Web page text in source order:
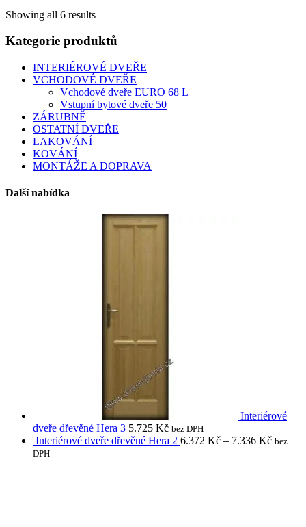
product
multiple
The
options
may
chosen
on
the
product
page
Showing all 6 results
Kategorie produktů
INTERIÉROVÉ DVEŘE
VCHODOVÉ DVEŘE
Vchodové dveře EURO 68 L
Vstupní bytové dveře 50
ZÁRUBNĚ
OSTATNÍ DVEŘE
LAKOVÁNÍ
KOVÁNÍ
MONTÁŽE A DOPRAVA
Další nabídka
Interiérové
dveře dřevěné Hera 3 5.725 Kč bez DPH
Interiérové dveře dřevěné Hera 2 6.372 Kč – 7.336 Kč bez
DPH